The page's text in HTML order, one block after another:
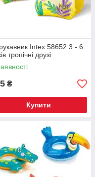
Intex 58652 3 - 6
тропічні друзі
₴
Купити